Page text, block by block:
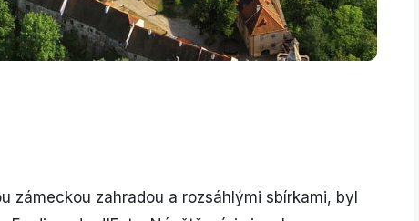
zámeckou zahradou a rozsáhlými sbírkami, byl